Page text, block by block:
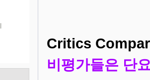
Critics
비평가들은 단